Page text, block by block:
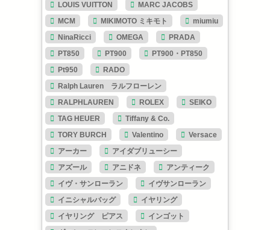
LOUIS VUITTON
MARC JACOBS
MCM
MIKIMOTO ミキモト
miumiu
NinaRicci
OMEGA
PRADA
PT850
PT900
PT900・PT850
Pt950
RADO
Ralph Lauren ラルフローレン
RALPHLAUREN
ROLEX
SEIKO
TAG HEUER
Tiffany & Co.
TORY BURCH
Valentino
Versace
アーカー
アイダブリューシー
アズール
アニドネ
アンティーク
イヴ・サンローラン
イヴサンローラン
イニシャルバッグ
イヤリング
イヤリング ピアス
インゴット